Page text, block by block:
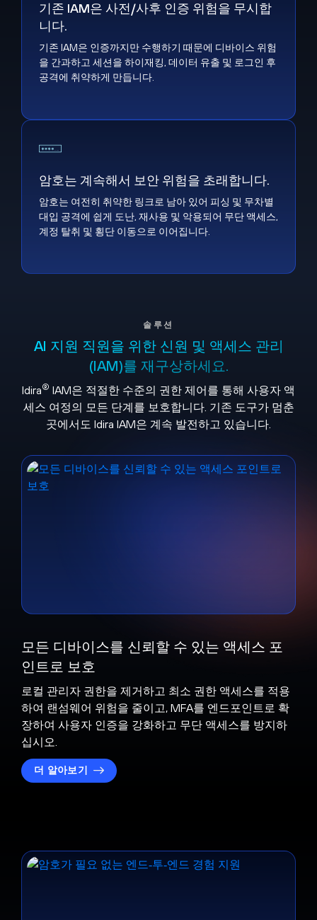
기존 IAM은 사전/사후 인증 위험을 무시합
니다.
기존 IAM은 인증까지만 수행하기 때문에 디바이스 위험
을 간과하고 세션을 하이재킹, 데이터 유출 및 로그인 후
공격에 취약하게 만듭니다.
암호는 계속해서 보안 위험을 초래합니다.
암호는 계속해서 보안 위험을 초래합니다.
암호는 여전히 취약한 링크로 남아 있어 피싱 및 무차별
대입 공격에 쉽게 도난, 재사용 및 악용되어 무단 액세스,
계정 탈취 및 횡단 이동으로 이어집니다.
솔루션
AI 지원 직원을 위한 신원 및 액세스 관리
(IAM)를 재구상하세요.
Idira® IAM은 적절한 수준의 권한 제어를 통해 사용자 액
세스 여정의 모든 단계를 보호합니다. 기존 도구가 멈춘
곳에서도 Idira IAM은 계속 발전하고 있습니다.
모든 디바이스를 신뢰할 수 있는 액세스 포
인트로 보호
로컬 관리자 권한을 제거하고 최소 권한 액세스를 적용
하여 랜섬웨어 위험을 줄이고, MFA를 엔드포인트로 확
장하여 사용자 인증을 강화하고 무단 액세스를 방지하
십시오.
더 알아보기